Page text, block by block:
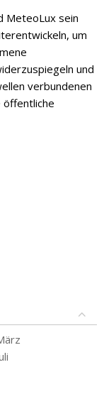
MeteoLux sein
um
und
verbundenen